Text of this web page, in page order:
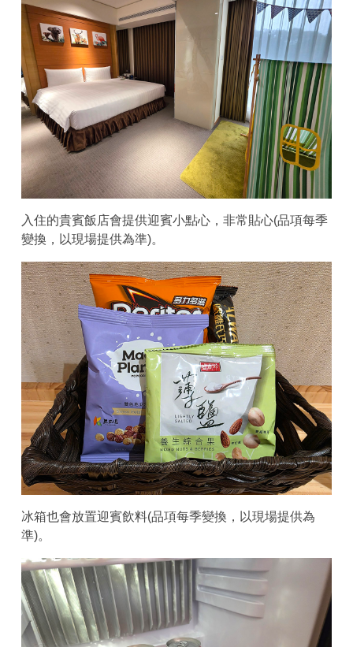
入住的貴賓飯店會提供迎賓小點心，非常貼心(品項每季
變換，以現場提供為準)。
冰箱也會放置迎賓飲料(品項每季變換，以現場提供為
準)。